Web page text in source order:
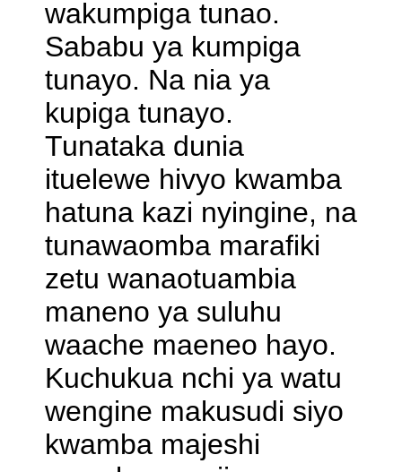
wakumpiga tunao.
Sababu ya kumpiga
tunayo. Na nia ya
kupiga tunayo.
Tunataka dunia
ituelewe hivyo kwamba
hatuna kazi nyingine, na
tunawaomba marafiki
zetu wanaotuambia
maneno ya suluhu
waache maeneo hayo.
Kuchukua nchi ya watu
wengine makusudi siyo
kwamba majeshi